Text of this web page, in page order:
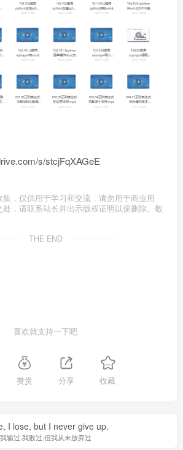
s/stcjFqXAGeE
，仅供用于学习和交流，请勿用于商业用
，请联系站长并出示版权证明以便删除。敬
THE END
喜欢就支持一下吧
赞赏 分享 收藏
I lose, but I never give up.
我输过,我败过,但我从未放弃过